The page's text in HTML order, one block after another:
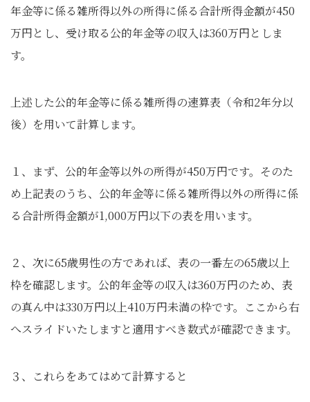
年金等に係る雑所得以外の所得に係る合計所得金額が450
万円とし、受け取る公的年金等の収入は360万円としま
す。
上述した公的年金等に係る雑所得の速算表（令和2年分以
後）を用いて計算します。
１、まず、公的年金等以外の所得が450万円です。そのた
め上記表のうち、公的年金等に係る雑所得以外の所得に係
る合計所得金額が1,000万円以下の表を用います。
２、次に65歳男性の方であれば、表の一番左の65歳以上
枠を確認します。公的年金等の収入は360万円のため、表
の真ん中は330万円以上410万円未満の枠です。ここから右
へスライドいたしますと適用すべき数式が確認できます。
３、これらをあてはめて計算すると